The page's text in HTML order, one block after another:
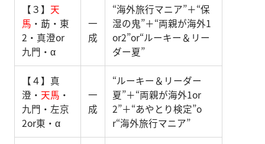
【３】 天
馬 ・莇・東
2・真澄or
九門・α
一
成
“海外旅行マニア”＋“保
湿の鬼”＋“両親が海外1
or2”or“ルーキー＆リー
ダー夏”
【４】真
澄・ 天馬 ・
九門・左京
2or東・α
一
成
“ルーキー＆リーダー
夏”＋“両親が海外1or
2”＋“あやとり検定”o
r“海外旅行マニア”